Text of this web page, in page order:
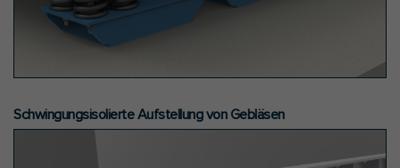
Schwingungsisolierte Aufstellung von Gebläsen